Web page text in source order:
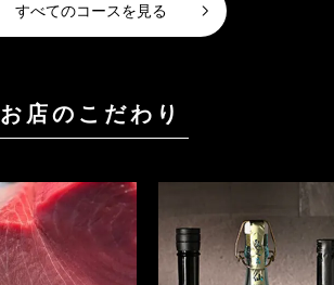
すべてのコースを見る
お店のこだわり